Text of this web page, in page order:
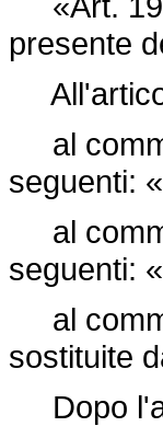
presente
al
seguenti:
al
seguenti:
al
sostituite
Dopo